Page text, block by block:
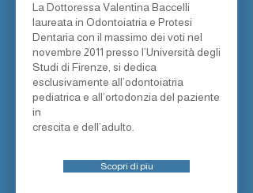
La Dottoressa Valentina Baccelli
laureata in Odontoiatria e Protesi
Dentaria con il massimo dei voti nel
novembre 2011 presso l’Università degli
Studi di Firenze, si dedica
esclusivamente all’odontoiatria
pediatrica e all’ortodonzia del paziente
in
crescita e dell’adulto.
Scopri di piu